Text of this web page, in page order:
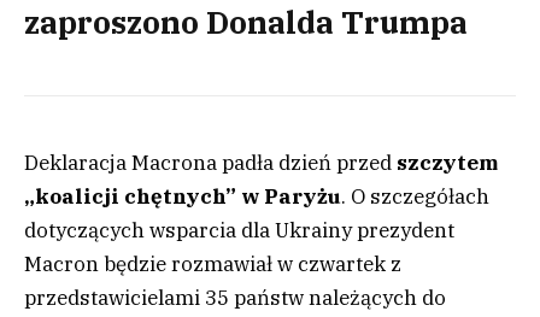
zaproszono Donalda Trumpa
Deklaracja Macrona padła dzień przed szczytem
„koalicji chętnych” w Paryżu. O szczegółach
dotyczących wsparcia dla Ukrainy prezydent
Macron będzie rozmawiał w czwartek z
przedstawicielami 35 państw należących do